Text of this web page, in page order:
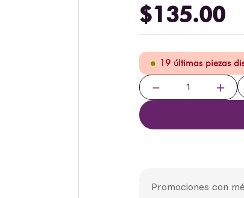
$135.00
19 últimas piezas
＋
－
Promociones con